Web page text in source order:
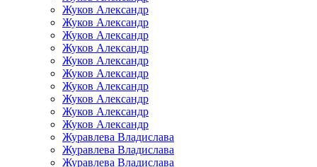
Жуков Александр
Жуков Александр
Жуков Александр
Жуков Александр
Жуков Александр
Жуков Александр
Жуков Александр
Жуков Александр
Жуков Александр
Жуков Александр
Журавлева Владислава
Журавлева Владислава
Журавлева Владислава